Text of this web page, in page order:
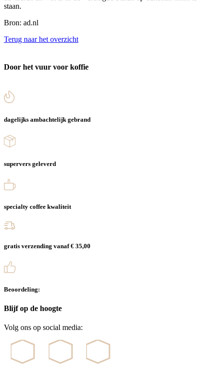
staan.
Bron: ad.nl
Terug naar het overzicht
Door het vuur voor koffie
dagelijks ambachtelijk gebrand
supervers geleverd
specialty coffee kwaliteit
gratis verzending vanaf € 35,00
Beoordeling:
Blijf op de hoogte
Volg ons op social media: